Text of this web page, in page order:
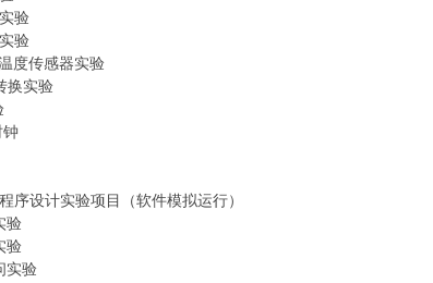
验
验
度传感器实验
换实验
钟
序设计实验项目（软件模拟运行）
验
验
实验